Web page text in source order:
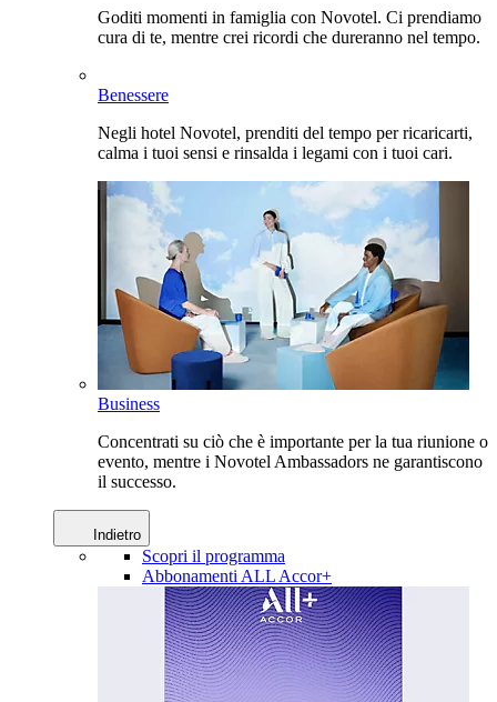
Goditi momenti in famiglia con Novotel. Ci prendiamo
cura di te, mentre crei ricordi che dureranno nel tempo.
Benessere
Negli hotel Novotel, prenditi del tempo per ricaricarti,
calma i tuoi sensi e rinsalda i legami con i tuoi cari.
Business
Concentrati su ciò che è importante per la tua riunione o
evento, mentre i Novotel Ambassadors ne garantiscono
il successo.
Indietro
Scopri il programma
Abbonamenti ALL Accor+